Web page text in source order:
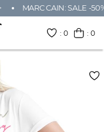
MARC CAIN: SALE -
:0 : 0